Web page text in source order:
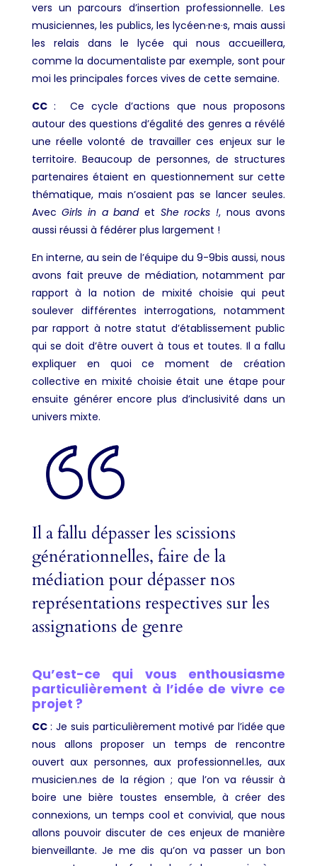
vers un parcours d’insertion professionnelle. Les
musiciennes, les publics, les lycéen·ne·s, mais aussi
les relais dans le lycée qui nous accueillera,
comme la documentaliste par exemple, sont pour
moi les principales forces vives de cette semaine.
CC: Ce cycle d’actions que nous proposons
autour des questions d’égalité des genres a révélé
une réelle volonté de travailler ces enjeux sur le
territoire. Beaucoup de personnes, de structures
partenaires étaient en questionnement sur cette
thématique, mais n’osaient pas se lancer seules.
AvecGirls in a bandet She rocks !, nous avons
aussi réussi à fédérer plus largement !
En interne, au sein de l’équipe du 9-9bis aussi, nous
avons fait preuve de médiation, notamment par
rapport à la notion de mixité choisie qui peut
soulever différentes interrogations, notamment
par rapport à notre statut d’établissement public
qui se doit d’être ouvert à tous et toutes. Il a fallu
expliquer en quoi ce moment de création
collective en mixité choisie était une étape pour
ensuite générer encore plus d’inclusivité dans un
univers mixte.
Il a fallu dépasser les scissions
générationnelles, faire de la
médiation pour dépasser nos
représentations respectives sur les
assignations de genre
Qu’est-ce qui vous enthousiasme
particulièrement à l’idée de vivre ce
projet ?
CC:Je suis particulièrement motivé par l’idée que
nous allons proposer un temps de rencontre
ouvert aux personnes, aux professionnel.les, aux
musicien.nes de la région ; que l’on va réussir à
boire une bière toustes ensemble, à créer des
connexions, un temps cool et convivial, que nous
allons pouvoir discuter de ces enjeux de manière
bienveillante. Je me dis qu’on va passer un bon